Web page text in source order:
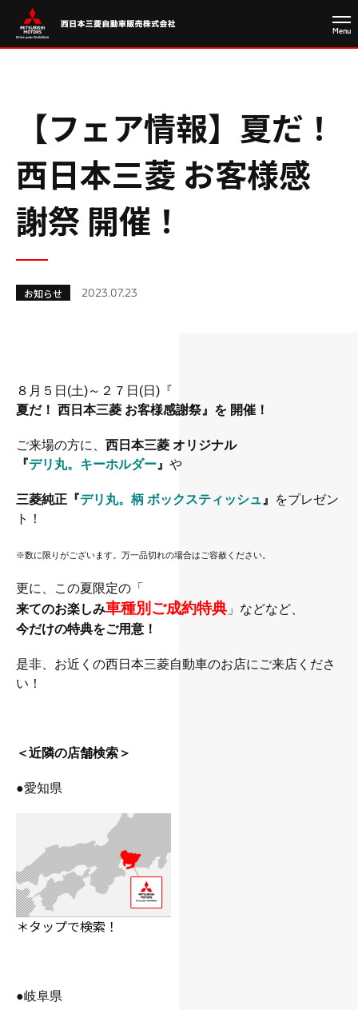
【フェア情報】夏だ！
西日本三菱 お客様感
謝祭 開催！
お知らせ 2023.07.23
８月５日(土)～２７日(日) 『
夏だ！ 西日本三菱 お客様感謝祭』を 開催！
ご来場の方に、 西日本三菱 オリジナル
『デリ丸。キーホルダー 』 や
三菱純正 『デリ丸。柄 ボックスティッシュ 』
をプレゼン
ト！
※数に限りがございます。万一品切れの場合はご容赦ください。
更に、この夏限定の「
来てのお楽しみ車種別ご成約特典 」などなど、
今だけの特典をご用意！
是非、お近くの西日本三菱自動車のお店にご来店くださ
い！
＜近隣の店舗検索＞
●愛知県
＊タップで検索！
●岐阜県